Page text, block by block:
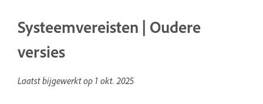
Systeemvereisten | Oudere
versies
Laatst bijgewerkt op 1 okt. 2025